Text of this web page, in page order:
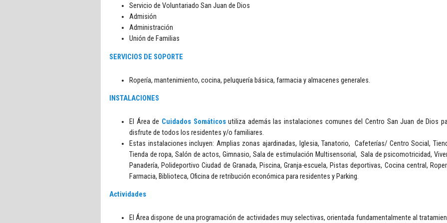
Servicio de Voluntariado San Juan de Dios
Admisión
Administración
Unión de Familias
SERVICIOS DE SOPORTE
Ropería, mantenimiento, cocina, peluquería básica, farmacia y almacenes generales.
INSTALACIONES
El Área de Cuidados Somáticosutiliza además las instalaciones comunes del Centro San Juan de Dios
disfrute de todos los residentes y/o familiares.
Estas instalaciones incluyen: Amplias zonas ajardinadas, Iglesia, Tanatorio, Cafeterías/ Centro Social,
Tienda de ropa, Salón de actos, Gimnasio, Sala de estimulación Multisensorial, Sala de psicomotricidad,
Panadería, Polideportivo Ciudad de Granada, Piscina, Granja-escuela, Pistas deportivas, Cocina central,
Farmacia, Biblioteca, Oficina de retribución económica para residentes y Parking.
Actividades
El Área dispone de una programación de actividades muy selectivas, orientada fundamentalmente al